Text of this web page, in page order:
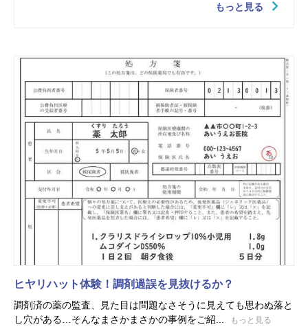
もっと見る
ヒヤリハット体験！調剤過誤を見抜けるか？
調剤済の薬の監査、見た目は問題なさそうに見えても思わぬ落と
し穴がある…そんなまさかまさかの事例をご紹...
もっと見る